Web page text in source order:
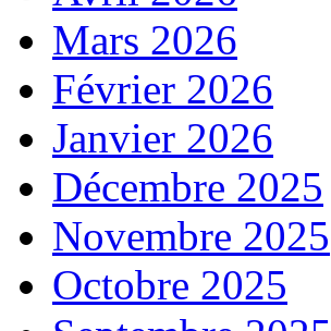
Mars 2026
Février 2026
Janvier 2026
Décembre 2025
Novembre 2025
Octobre 2025